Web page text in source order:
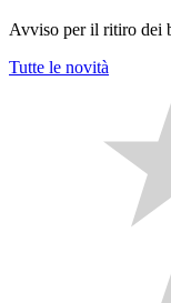
Avviso per il ritiro dei
Tutte le novità